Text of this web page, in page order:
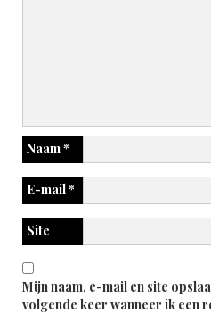
Naam*
E-mail*
Site
Mijn naam, e-mail en site
volgende keer wanneer ik een